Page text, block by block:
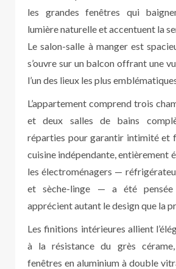
les grandes fenêtres qui
lumière naturelle et accentuent la
Le salon-salle à manger est
s’ouvre sur un balcon offrant une
l’un des lieux les plus
L’appartement comprend trois
et deux salles de bains
réparties pour garantir intimité et
cuisine indépendante, entièrement
les électroménagers —
et sèche-linge — a été
apprécient autant le design que la
Les finitions intérieures allient
à la résistance du grès
fenêtres en aluminium à double